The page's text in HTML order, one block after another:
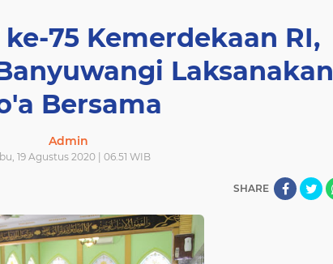
ke-75 Kemerdekaan RI,
Laksanakan
Bersama
Admin
19 Agustus 2020 | 06.51 WIB
SHARE